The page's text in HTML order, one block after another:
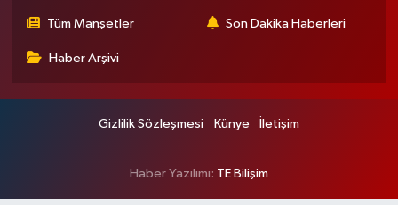
Tüm Manşetler Son Dakika Haberleri
Haber Arşivi
Gizlilik Sözleşmesi Künye İletişim
Haber Yazılımı: TE Bilişim